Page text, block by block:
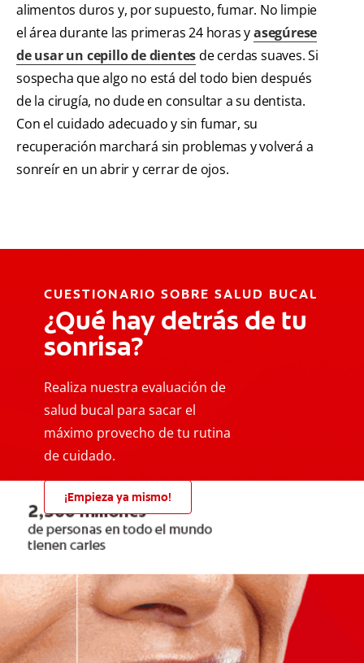
alimentos duros y, por supuesto, fumar. No limpie
el área durante las primeras 24 horas yasegúrese
de usar un cepillo de dientesde cerdas suaves. Si
sospecha que algo no está del todo bien después
de la cirugía, no dude en consultar a su dentista.
Con el cuidado adecuado y sin fumar, su
recuperación marchará sin problemas y volverá a
sonreír en un abrir y cerrar de ojos.
CUESTIONARIO SOBRE SALUD BUCAL
¿Qué hay detrás de tu
sonrisa?
Realiza nuestra evaluación de
salud bucal para sacar el
máximo provecho de tu rutina
de cuidado.
¡Empieza ya mismo!